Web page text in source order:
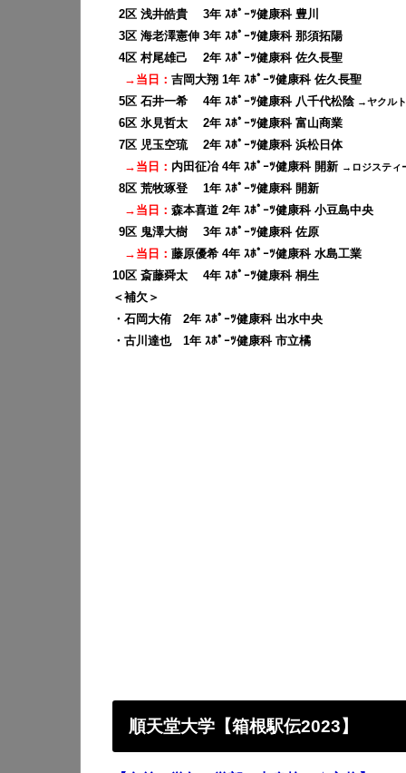
2区 浅井皓貴 3年 ｽﾎﾟｰﾂ健康科 豊川
3区 海老澤憲伸 3年 ｽﾎﾟｰﾂ健康科 那須拓陽
4区 村尾雄己 2年 ｽﾎﾟｰﾂ健康科 佐久長聖
→当日： 吉岡大翔 1年 ｽﾎﾟｰﾂ健康科 佐久長聖
5区 石井一希 4年 ｽﾎﾟｰﾂ健康科 八千代松陰 →ヤクルト
6区 氷見哲太 2年 ｽﾎﾟｰﾂ健康科 富山商業
7区 児玉空琉 2年 ｽﾎﾟｰﾂ健康科 浜松日体
→当日： 内田征冶 4年 ｽﾎﾟｰﾂ健康科 開新 →ロジスティ
8区 荒牧琢登 1年 ｽﾎﾟｰﾂ健康科 開新
→当日： 森本喜道 2年 ｽﾎﾟｰﾂ健康科 小豆島中央
9区 鬼澤大樹 3年 ｽﾎﾟｰﾂ健康科 佐原
→当日： 藤原優希 4年 ｽﾎﾟｰﾂ健康科 水島工業
10区 斎藤舜太 4年 ｽﾎﾟｰﾂ健康科 桐生
＜補欠＞
・石岡大侑 2年 ｽﾎﾟｰﾂ健康科 出水中央
・古川達也 1年 ｽﾎﾟｰﾂ健康科 市立橘
順天堂大学 【箱根駅伝2023】